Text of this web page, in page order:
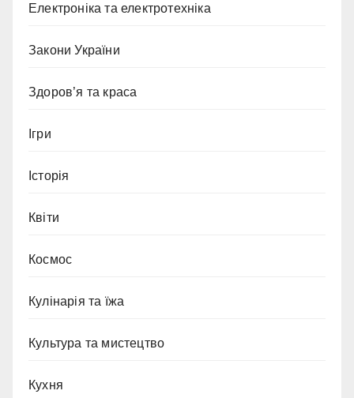
Електроніка та електротехніка
Закони України
Здоров’я та краса
Ігри
Історія
Квіти
Космос
Кулінарія та їжа
Культура та мистецтво
Кухня